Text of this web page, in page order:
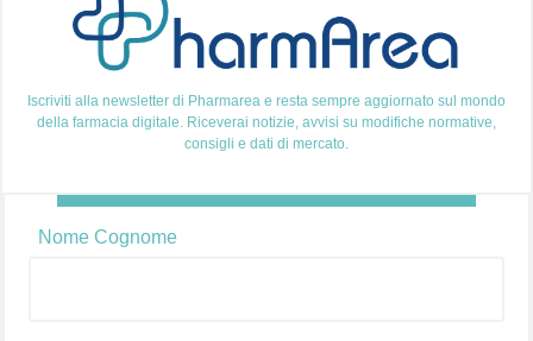
Come ha cambiato, la pandemia, le abitudini dei
impatto significativo su molte industrie, compresa
Iscriviti alla newsletter di Pharmarea e resta sempre aggiornato sul mondo
della farmacia digitale. Riceverai notizie, avvisi su modifiche normative,
consigli e dati di mercato.
Nome Cognome